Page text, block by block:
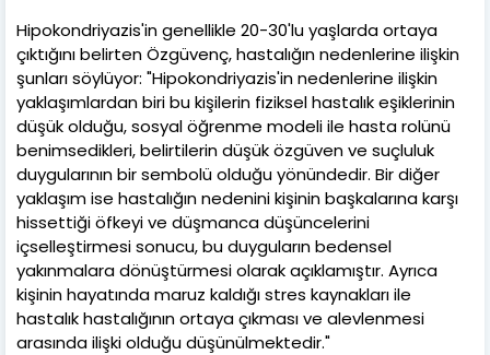
Hipokondriyazis'in genellikle 20-30'lu yaşlarda ortaya
çıktığını belirten Özgüvenç, hastalığın nedenlerine ilişkin
şunları söylüyor: "Hipokondriyazis'in nedenlerine ilişkin
yaklaşımlardan biri bu kişilerin fiziksel hastalık eşiklerinin
düşük olduğu, sosyal öğrenme modeli ile hasta rolünü
benimsedikleri, belirtilerin düşük özgüven ve suçluluk
duygularının bir sembolü olduğu yönündedir. Bir diğer
yaklaşım ise hastalığın nedenini kişinin başkalarına karşı
hissettiği öfkeyi ve düşmanca düşüncelerini
içselleştirmesi sonucu, bu duyguların bedensel
yakınmalara dönüştürmesi olarak açıklamıştır. Ayrıca
kişinin hayatında maruz kaldığı stres kaynakları ile
hastalık hastalığının ortaya çıkması ve alevlenmesi
arasında ilişki olduğu düşünülmektedir."